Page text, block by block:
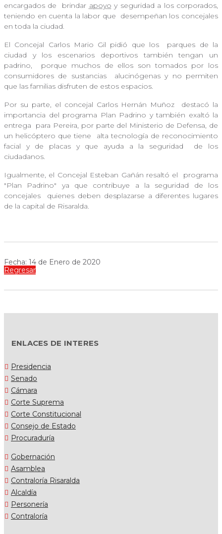
encargados de
brindar apoyo y seguridad a los corporados,
teniendo en cuenta la labor que
desempeñan los concejales
en toda la ciudad.
El Concejal Carlos Mario Gil pidió que los
parques de la
ciudad y los escenarios deportivos también tengan un
padrino,
porque muchos de ellos son tomados por los
consumidores de sustancias
alucinógenas y no permiten
que las familias disfruten de estos espacios.
Por su parte, el concejal Carlos Hernán Muñoz
destacó la
importancia del programa Plan Padrino y también exaltó la
entrega
para Pereira, por parte del Ministerio de Defensa, de
un helicóptero que tiene
alta tecnología de reconocimiento
facial y de placas y que ayuda a la seguridad
de los
ciudadanos.
Igualmente, el Concejal Esteban Gañán resaltó el
programa
"Plan Padrino" ya que contribuye a la seguridad de los
concejales
quienes deben desplazarse a diferentes lugares
de la capital de Risaralda.
Fecha: 14 de Enero de 2020
Regresar
ENLACES DE INTERES
Presidencia
Senado
Cámara
Corte Suprema
Corte Constitucional
Consejo de Estado
Procuraduría
Gobernación
Asamblea
Contraloría Risaralda
Alcaldía
Personería
Contraloría